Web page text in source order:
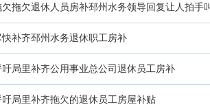
欠拖欠退休人员房补邳州水务领导回复让人拍手
快补齐邳州水务退休职工房补
吁局里补齐公用事业总公司退休员工房补
吁局里补齐拖欠的退休员工房屋补贴